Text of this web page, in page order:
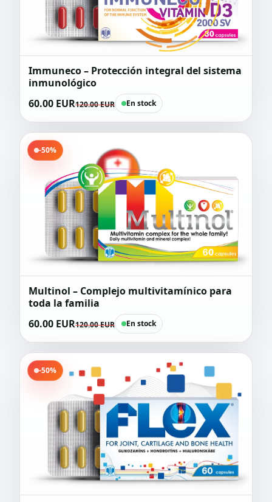
Immuneco – Protección integral del sistema
inmunológico
60.00 EUR120.00 EUR En stock
-50%
Multinol – Complejo multivitamínico para
toda la familia
60.00 EUR120.00 EUR En stock
-50%